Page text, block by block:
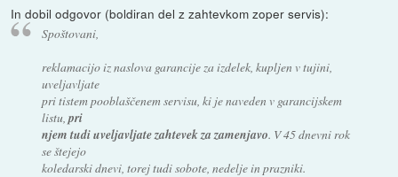
In dobil odgovor (boldiran del z zahtevkom zoper servis):
Spoštovani,
reklamacijo iz naslova garancije za izdelek, kupljen v tujini,
uveljavljate
pri tistem pooblaščenem servisu, ki je naveden v garancijskem
listu,pri
njem tudi uveljavljate zahtevek za zamenjavo. V 45 dnevni rok
se štejejo
koledarski dnevi, torej tudi sobote, nedelje in prazniki.